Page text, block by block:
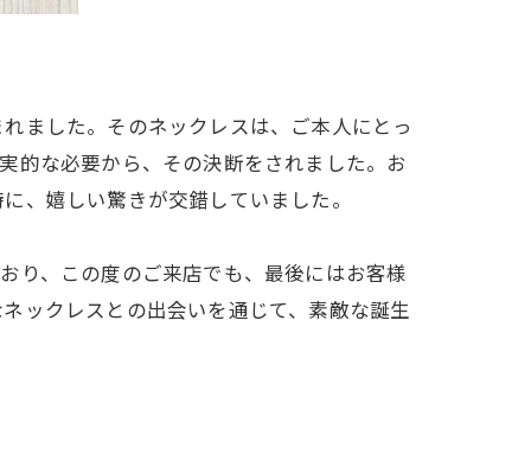
ました。そのネックレスは、ご本人にとっ
的な必要から、その決断をされました。お
、嬉しい驚きが交錯していました。
り、この度のご来店でも、最後にはお客様
ックレスとの出会いを通じて、素敵な誕生